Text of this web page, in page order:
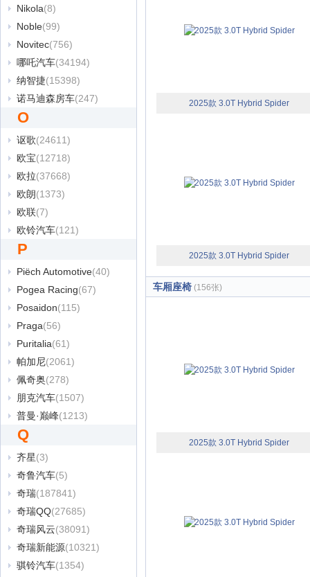
Nikola(8)
Noble(99)
Novitec(756)
哪吒汽车(34194)
纳智捷(15398)
诺马迪森房车(247)
O
讴歌(24611)
欧宝(12718)
欧拉(37668)
欧朗(1373)
欧联(7)
欧铃汽车(121)
P
Piëch Automotive(40)
Pogea Racing(67)
Posaidon(115)
Praga(56)
Puritalia(61)
帕加尼(2061)
佩奇奥(278)
朋克汽车(1507)
普曼·巅峰(1213)
Q
齐星(3)
奇鲁汽车(5)
奇瑞(187841)
奇瑞QQ(27685)
奇瑞风云(38091)
奇瑞新能源(10321)
骐铃汽车(1354)
2025款 3.0T Hybrid Spider
2025款 3.0T Hybrid Spider
车厢座椅 (156张)
2025款 3.0T Hybrid Spider